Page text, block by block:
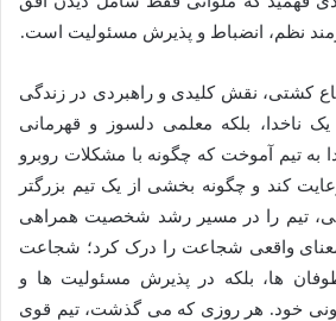
نظم، انضباط و پذیرش مسئولیت است.
کشتی، نقش کلیدی و راهبردی در زندگی
یک ناخدا، بلکه معلمی دلسوز و قهرمانی
به تیم آموخت که چگونه با مشکلات روبرو
کند و چگونه بخشی از یک تیم بزرگتر
تیم را در مسیر رشد شخصیت همراهی
معنای واقعی شجاعت را درک کرد؛ شجاعت
ها، بلکه در پذیرش مسئولیت ها و
خود. هر روزی که می گذشت، تیم قوی